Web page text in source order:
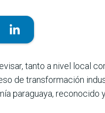
tanto a nivel local
de transformación
paraguaya,